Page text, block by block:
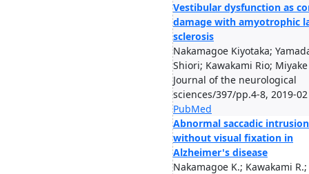
Vestibular dysfunction as
damage with amyotrophic
sclerosis
Nakamagoe Kiyotaka;
Shiori; Kawakami Rio;
Journal of the neurological
sciences/397/pp.4-8, 2019-02
PubMed
Abnormal saccadic
without visual fixation in
Alzheimer's disease
Nakamagoe K.; Kawakami R.;